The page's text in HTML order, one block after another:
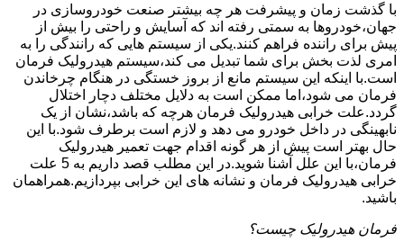
با گذشت زمان و پیشرفت هر چه بیشتر صنعت خودروسازی در
جهان،خودروها به سمتی رفته اند که آسایش و راحتی را بیش از
پیش برای راننده فراهم کنند.یکی از سیستم هایی که رانندگی را به
امری لذت بخش برای شما تبدیل می کند،سیستم هیدرولیک فرمان
است.با اینکه این سیستم مانع از بروز خستگی در هنگام چرخاندن
فرمان می شود،اما ممکن است به دلایل مختلف دچار اختلال
گردد.علت خرابی هیدرولیک فرمان هرچه که باشد،نشان از یک
نابهینگی در داخل خودرو می دهد و لازم است برطرف شود.با این
حال بهتر است پیش از هر گونه اقدام جهت تعمیر هیدرولیک
فرمان،با این علل آشنا شوید.در این مطلب قصد داریم به 5 علت
خرابی هیدرولیک فرمان و نشانه های این خرابی بپردازیم.همراهمان
باشید.
فرمان هیدرولیک چیست؟